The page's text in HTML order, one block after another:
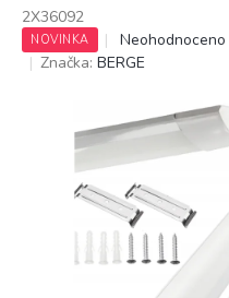
2X36092
NOVINKA
Průměrné
hodnocení
0,0
5
hvězdiček.
Neohodnoceno
Značka: BERGE